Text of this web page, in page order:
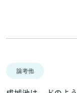
論考他